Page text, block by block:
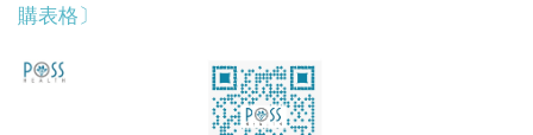
購表格〕